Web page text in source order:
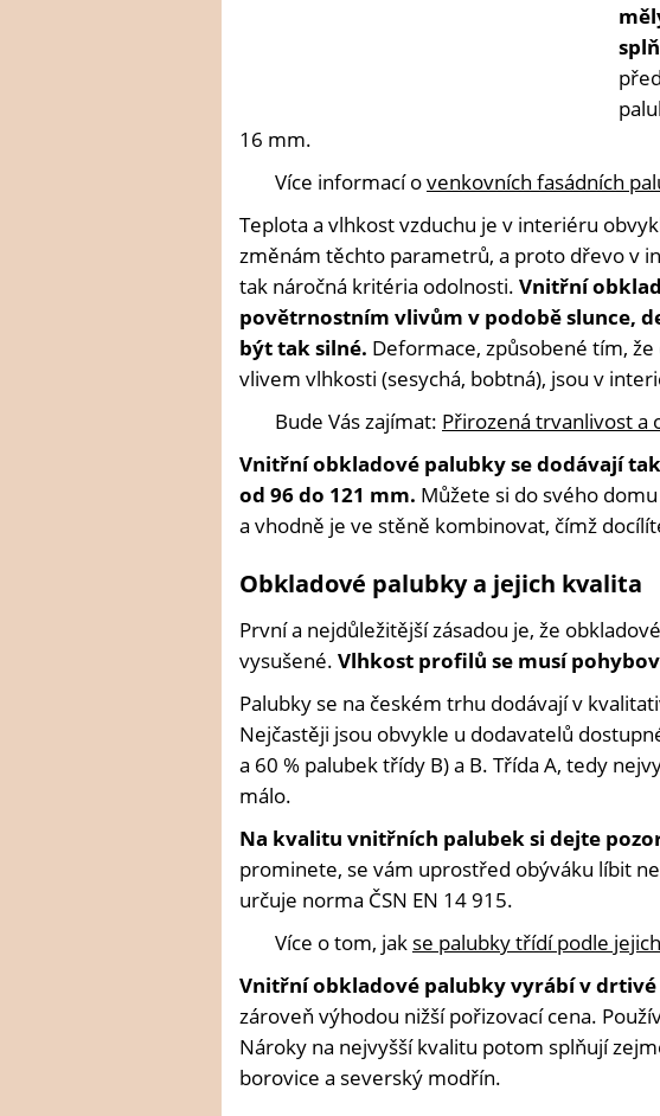
16 mm.
Více informací ovenkovních fasádních
Teplota a vlhkost vzduchu je v interiéru
změnám těchto parametrů, a proto dřevo v
tak náročná kritéria odolnosti. Vnitřní
povětrnostním vlivům v podobě slunce,
být tak silné. Deformace, způsobené tím,
vlivem vlhkosti (sesychá, bobtná), jsou v
Bude Vás zajímat: Přirozená trvanlivost a
Vnitřní obkladové palubky se dodávají
od 96 do 121 mm. Můžete si do svého
a vhodně je ve stěně kombinovat, čímž
Obkladové palubky a jejich kvalita
První a nejdůležitější zásadou je, že
vysušené. Vlhkost profilů se musí
Palubky se na českém trhu dodávají v
Nejčastěji jsou obvykle u dodavatelů
a 60 % palubek třídy B) a B. Třída A, tedy
málo.
Na kvalitu vnitřních palubek si dejte
prominete, se vám uprostřed obýváku líbit
určuje norma ČSN EN 14 915.
Více o tom, jak se palubky třídí podle
Vnitřní obkladové palubky vyrábí v drtivé
zároveň výhodou nižší pořizovací cena.
Nároky na nejvyšší kvalitu potom splňují
borovice a severský modřín.